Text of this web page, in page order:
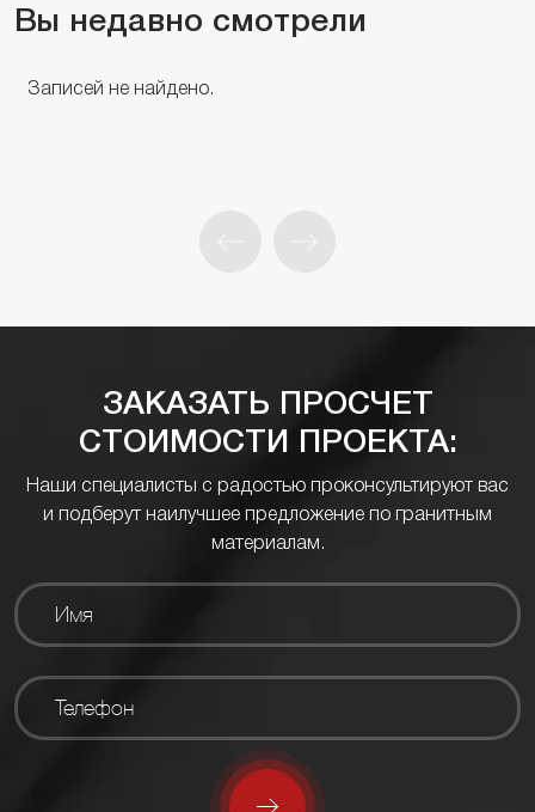
Вы недавно смотрели
Записей не найдено.
ЗАКАЗАТЬ ПРОСЧЕТ
СТОИМОСТИ ПРОЕКТА:
Наши специалисты с радостью проконсультируют вас
и подберут наилучшее предложение по гранитным
материалам.